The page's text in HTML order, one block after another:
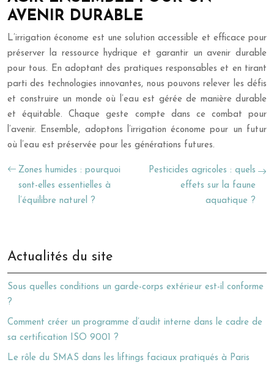
AVENIR DURABLE
L’irrigation économe est une solution accessible et efficace pour
préserver la ressource hydrique et garantir un avenir durable
pour tous. En adoptant des pratiques responsables et en tirant
parti des technologies innovantes, nous pouvons relever les défis
et construire un monde où l’eau est gérée de manière durable
et équitable. Chaque geste compte dans ce combat pour
l’avenir. Ensemble, adoptons l’irrigation économe pour un futur
où l’eau est préservée pour les générations futures.
Zones humides : pourquoi
sont-elles essentielles à
l’équilibre naturel ?
Pesticides agricoles : quels
effets sur la faune
aquatique ?
Actualités du site
Sous quelles conditions un garde-corps extérieur est-il conforme
?
Comment créer un programme d’audit interne dans le cadre de
sa certification ISO 9001 ?
Le rôle du SMAS dans les liftings faciaux pratiqués à Paris